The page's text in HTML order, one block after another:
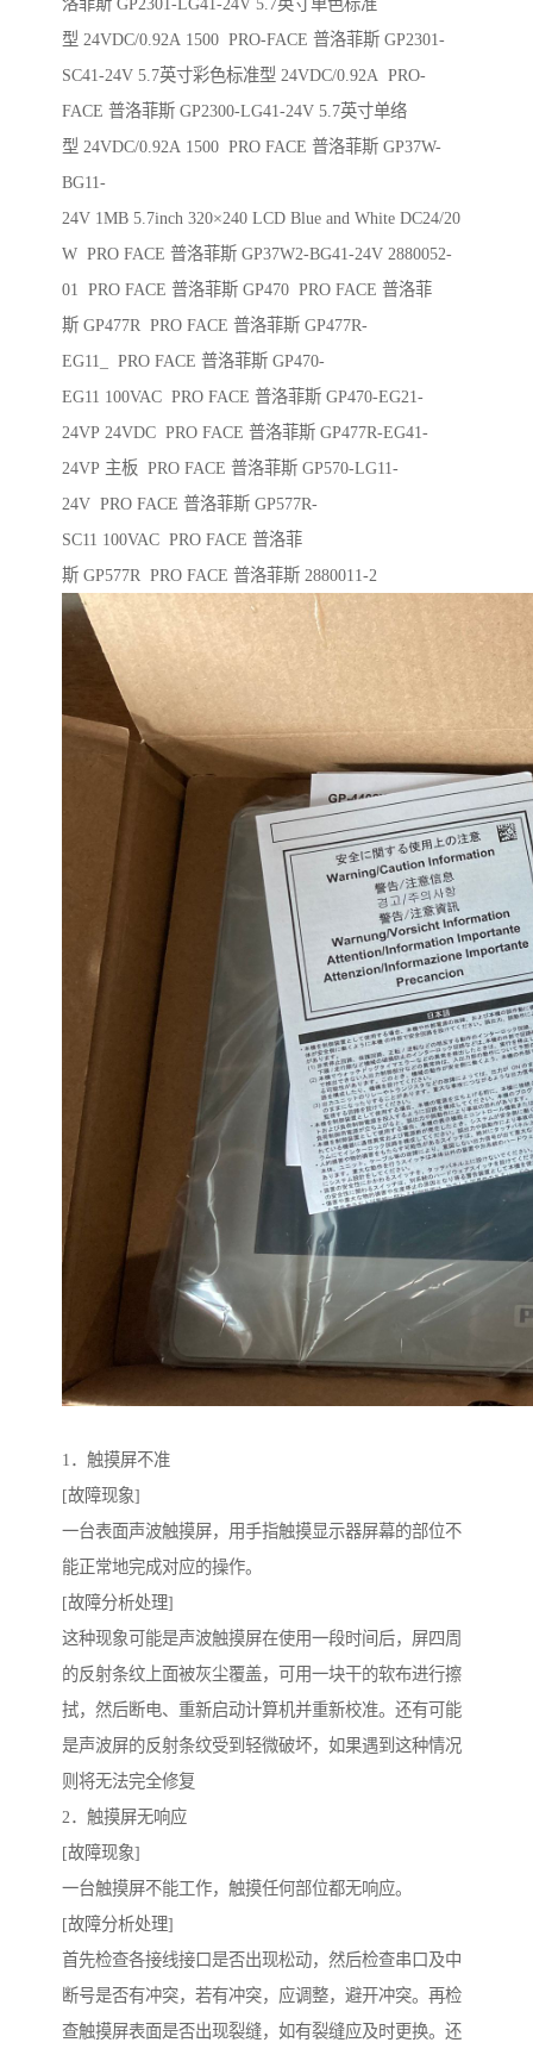
洛菲斯 GP2301-LG41-24V 5.7英寸单色标准
型 24VDC/0.92A 1500 PRO-FACE 普洛菲斯 GP2301-
SC41-24V 5.7英寸彩色标准型 24VDC/0.92A PRO-
FACE 普洛菲斯 GP2300-LG41-24V 5.7英寸单络
型 24VDC/0.92A 1500 PRO FACE 普洛菲斯 GP37W-
BG11-
24V 1MB 5.7inch 320×240 LCD Blue and White DC24/20
W PRO FACE 普洛菲斯 GP37W2-BG41-24V 2880052-
01 PRO FACE 普洛菲斯 GP470 PRO FACE 普洛菲
斯 GP477R PRO FACE 普洛菲斯 GP477R-
EG11_ PRO FACE 普洛菲斯 GP470-
EG11 100VAC PRO FACE 普洛菲斯 GP470-EG21-
24VP 24VDC PRO FACE 普洛菲斯 GP477R-EG41-
24VP 主板 PRO FACE 普洛菲斯 GP570-LG11-
24V PRO FACE 普洛菲斯 GP577R-
SC11 100VAC PRO FACE 普洛菲
斯 GP577R PRO FACE 普洛菲斯 2880011-2
1．触摸屏不准
[故障现象]
一台表面声波触摸屏，用手指触摸显示器屏幕的部位不
能正常地完成对应的操作。
[故障分析处理]
这种现象可能是声波触摸屏在使用一段时间后，屏四周
的反射条纹上面被灰尘覆盖，可用一块干的软布进行擦
拭，然后断电、重新启动计算机并重新校准。还有可能
是声波屏的反射条纹受到轻微破坏，如果遇到这种情况
则将无法完全修复
2．触摸屏无响应
[故障现象]
一台触摸屏不能工作，触摸任何部位都无响应。
[故障分析处理]
首先检查各接线接口是否出现松动，然后检查串口及中
断号是否有冲突，若有冲突，应调整，避开冲突。再检
查触摸屏表面是否出现裂缝，如有裂缝应及时更换。还